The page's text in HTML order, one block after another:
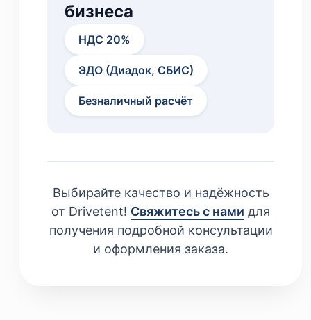
бизнеса
НДС 20%
ЭДО (Диадок, СБИС)
Безналичный расчёт
Выбирайте качество и надёжность
от Drivetent! Свяжитесь с нами для
получения подробной консультации
и оформления заказа.